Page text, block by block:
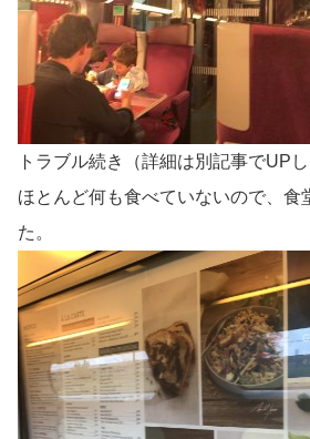
トラブル続き（詳細は別記事でUP
ほとんど何も食べていないので、食
た。